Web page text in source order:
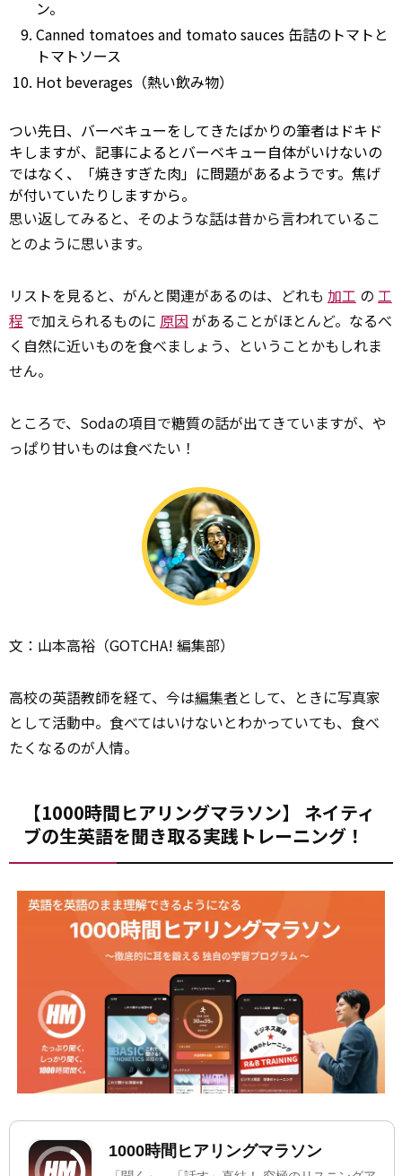
ン。
Canned tomatoes and tomato sauces 缶詰のトマトと
トマトソース
Hot beverages（熱い飲み物）
つい先日、バーベキューをしてきたばかりの筆者はドキド
キしますが、記事によるとバーベキュー自体がいけないの
ではなく、「焼きすぎた肉」に問題があるようです。焦げ
が付いていたりしますから。
思い返してみると、そのような話は昔から言われているこ
とのように思います。
リストを見ると、がんと関連があるのは、どれも 加工 の 工
程 で加えられるものに 原因 があることがほとんど。なるべ
く自然に近いものを食べましょう、ということかもしれま
せん。
ところで、Sodaの項目で糖質の話が出てきていますが、や
っぱり甘いものは食べたい！
文：山本高裕（GOTCHA! 編集部）
高校の英語教師を経て、今は編集者として、ときに写真家
として活動中。食べてはいけないとわかっていても、食べ
たくなるのが人情。
【1000時間ヒアリングマラソン】 ネイティ
ブの生英語を聞き取る実践トレーニング！